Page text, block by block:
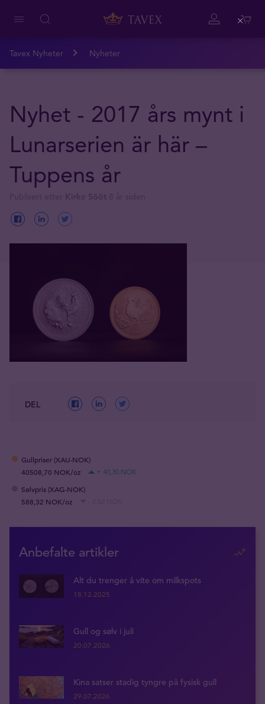
Tavex Nyheter Nyheter
Nyhet - 2017 års mynt i
Lunarserien är här –
Tuppens år
DEL
Gullpriser (XAU-NOK)
40508,70 NOK/oz
+ 40,30 NOK
Sølvpris (XAG-NOK)
588,32 NOK/oz
Anbefalte artikler
Alt du trenger å vite om milkspots
18.12.2025
Gull og sølv i juli
20.07.2026
Kina satser stadig tyngre på fysisk gull
29.07.2026
Close